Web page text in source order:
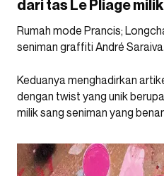
dari tas Le Pliage
Rumah mode Prancis;
seniman graffiti André Saraiva.
Keduanya menghadirkan
dengan twist yang unik
milik sang seniman yang